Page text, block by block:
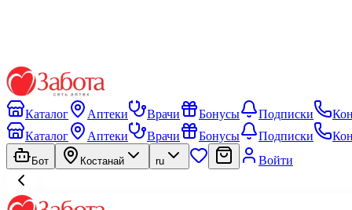
Каталог Аптеки Врачи Бонусы Подписки
Каталог
Аптеки Врачи Бонусы Подписки
Бот Костанай ru Войти